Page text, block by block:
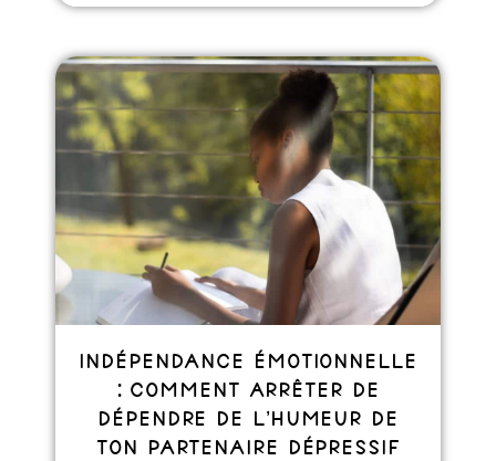
Indépendance émotionnelle
: comment arrêter de
dépendre de l’humeur de
ton partenaire dépressif